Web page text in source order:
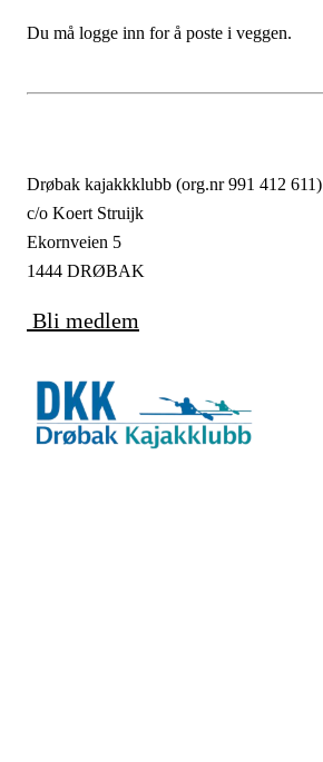
Du må logge inn for å poste i veggen.
Drøbak kajakkklubb (org.nr 991 412 611)
c/o Koert Struijk
Ekornveien 5
1444 DRØBAK
Bli medlem